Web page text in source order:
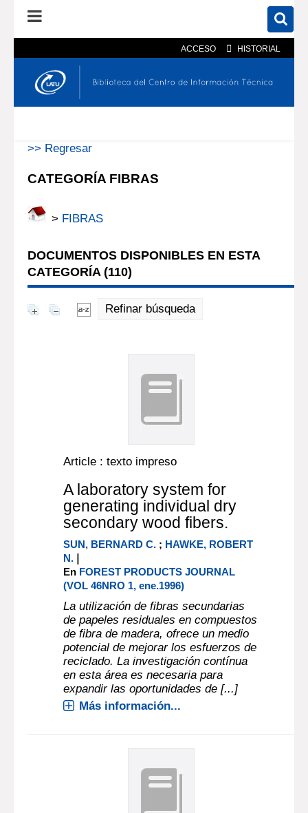
ACCESO HISTORIAL
En el catálogo En el sitio
>> Regresar
CATEGORÍA FIBRAS
> FIBRAS
DOCUMENTOS DISPONIBLES EN ESTA
CATEGORÍA (110)
Refinar búsqueda
Article : texto impreso
A laboratory system for
generating individual dry
secondary wood fibers.
SUN, BERNARD C. ; HAWKE, ROBERT
N. |
En FOREST PRODUCTS JOURNAL
(VOL 46NRO 1, ene.1996)
La utilización de fibras secundarias
de papeles residuales en compuestos
de fibra de madera, ofrece un medio
potencial de mejorar los esfuerzos de
reciclado. La investigación contínua
en esta área es necesaria para
expandir las oportunidades de [...]
Más información...